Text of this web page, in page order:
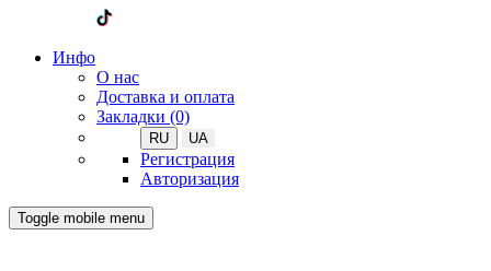
Инфо
О нас
Доставка и оплата
Закладки (0)
RU UA
Регистрация
Авторизация
Toggle mobile menu